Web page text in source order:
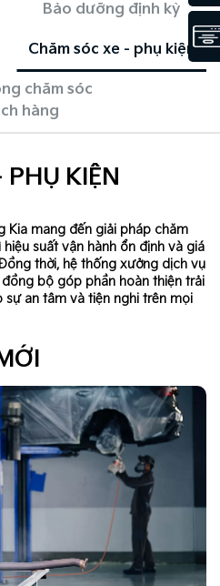
Bảo dưỡng định kỳ
Chăm sóc xe - phụ kiện
chăm sóc
hàng
PHỤ KIỆN
Kia mang đến giải pháp chăm
suất vận hành ổn định và giá
thời, hệ thống xưởng dịch vụ
bộ góp phần hoàn thiện trải
an tâm và tiện nghi trên mọi